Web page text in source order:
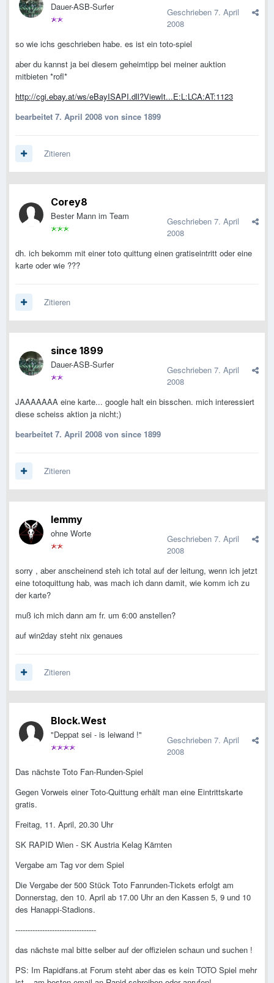
Dauer-ASB-Surfer Geschrieben 7. April
2008
so wie ichs geschrieben habe. es ist ein toto-spiel
aber du kannst ja bei diesem geheimtipp bei meiner auktion
mitbieten *rofl*
http://cgi.ebay.at/ws/eBayISAPI.dll?ViewIt...E:L:LCA:AT:1123
bearbeitet 7. April 2008 von since 1899
Zitieren
Corey8
Bester Mann im Team Geschrieben 7. April
2008
dh. ich bekomm mit einer toto quittung einen gratiseintritt oder eine
karte oder wie ???
Zitieren
since 1899
Dauer-ASB-Surfer Geschrieben 7. April
2008
JAAAAAAA eine karte... google halt ein bisschen. mich interessiert
diese scheiss aktion ja nicht;)
bearbeitet 7. April 2008 von since 1899
Zitieren
lemmy
ohne Worte Geschrieben 7. April
2008
sorry , aber anscheinend steh ich total auf der leitung, wenn ich jetzt
eine totoquittung hab, was mach ich dann damit, wie komm ich zu
der karte?
muß ich mich dann am fr. um 6:00 anstellen?
auf win2day steht nix genaues
Zitieren
Block.West
"Deppat sei - is leiwand !" Geschrieben 7. April
2008
Das nächste Toto Fan-Runden-Spiel
Gegen Vorweis einer Toto-Quittung erhält man eine Eintrittskarte
gratis.
Freitag, 11. April, 20.30 Uhr
SK RAPID Wien - SK Austria Kelag Kärnten
Vergabe am Tag vor dem Spiel
Die Vergabe der 500 Stück Toto Fanrunden-Tickets erfolgt am
Donnerstag, den 10. April ab 17.00 Uhr an den Kassen 5, 9 und 10
des Hanappi-Stadions.
---------------------------------
das nächste mal bitte selber auf der offizielen schaun und suchen !
PS: Im Rapidfans.at Forum steht aber das es kein TOTO Spiel mehr